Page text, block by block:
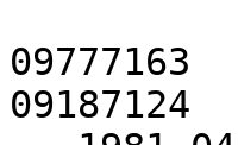
09777163